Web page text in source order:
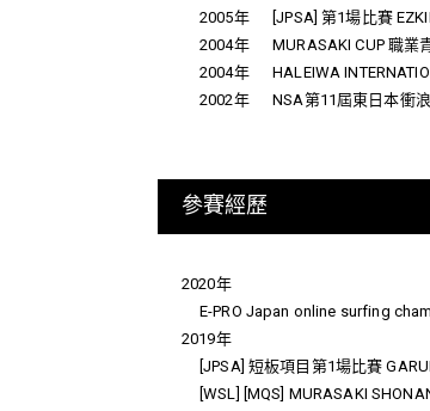
2005年
[JPSA] 第1場比賽
2004年
MURASAKI CUP 職業
2004年
HALEIWA
2002年
NSA第11屆東日本衝
參賽經歷
2020年
E-PRO Japan online surfing
2019年
[JPSA] 短板項目第1場比賽
[WSL] [MQS] MURASAKI